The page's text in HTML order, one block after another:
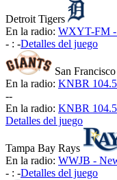
Detroit Tigers
En la radio: WXYT-FM -
- : -Detalles del juego
San
En la radio: KNBR
--
En la radio: KNBR
Detalles del juego
Tampa Bay Rays
En la radio: WWJB -
- : -Detalles del juego